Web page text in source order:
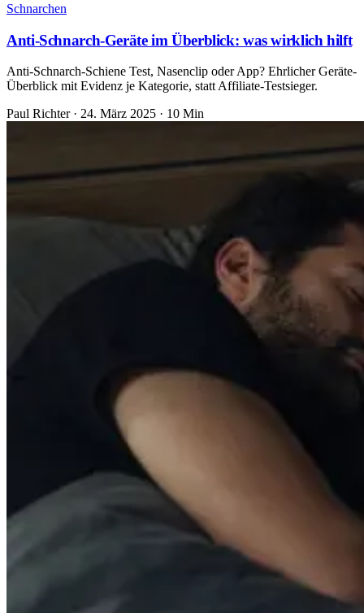
Schnarchen
Anti-Schnarch-Geräte im Überblick: was wirklich hilft
Anti-Schnarch-Schiene Test, Nasenclip oder App? Ehrlicher Geräte-
Überblick mit Evidenz je Kategorie, statt Affiliate-Testsieger.
Paul Richter · 24. März 2025 · 10 Min